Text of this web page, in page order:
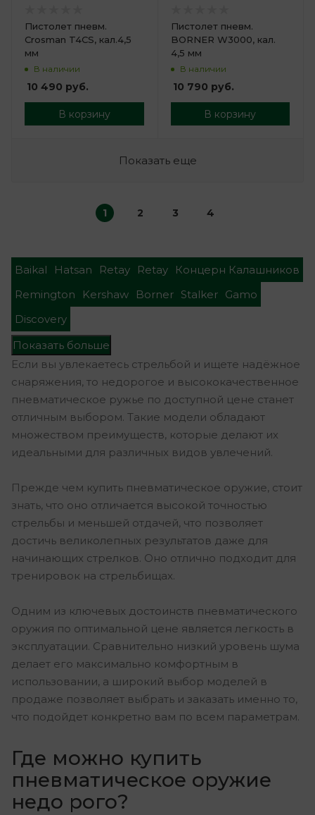
Пистолет пневм.
Crosman T4CS, кал.4,5
мм
В наличии
10 490 руб.
В корзину
Пистолет пневм.
BORNER W3000, кал.
4,5 мм
В наличии
10 790 руб.
В корзину
Показать еще
1 2 3 4
Baikal Hatsan Retay Retay
Концерн Калашников
Remington
Kershaw Borner Stalker Gamo
Discovery
Показать больше
Если вы увлекаетесь стрельбой и ищете надёжное
снаряжения, то недорогое и высококачественное
пневматическое ружье по доступной цене станет
отличным выбором. Такие модели обладают
множеством преимуществ, которые делают их
идеальными для различных видов увлечений.
Прежде чем купить пневматическое оружие, стоит
знать, что оно отличается высокой точностью
стрельбы и меньшей отдачей, что позволяет
достичь великолепных результатов даже для
начинающих стрелков. Оно отлично подходит для
тренировок на стрельбищах.
Одним из ключевых достоинств пневматического
оружия по оптимальной цене является легкость в
эксплуатации. Сравнительно низкий уровень шума
делает его максимально комфортным в
использовании, а широкий выбор моделей в
продаже позволяет выбрать и заказать именно то,
что подойдет конкретно вам по всем параметрам.
Где можно купить
пневматическое оружие
недо рого?